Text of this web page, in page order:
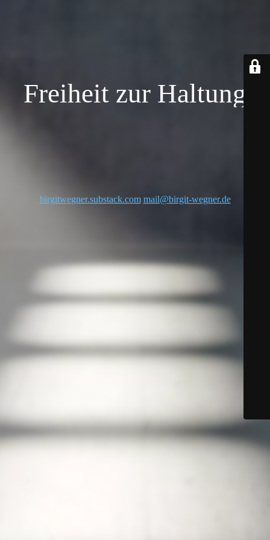
Freiheit zur Haltung
birgitwegner.substack.com mail@birgit-wegner.de